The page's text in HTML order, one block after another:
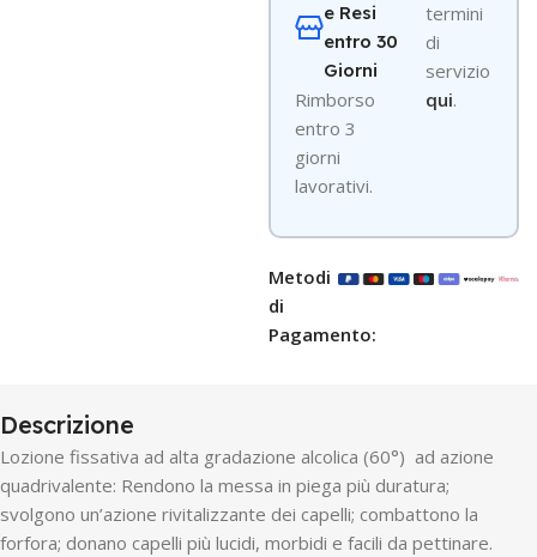
e Resi
entro 30
Giorni
Rimborso
entro 3
giorni
lavorativi.
termini
di
servizio
qui.
Metodi
di
Pagamento:
Descrizione
Lozione fissativa ad alta gradazione alcolica (60°) ad azione
quadrivalente: Rendono la messa in piega più duratura;
svolgono un’azione rivitalizzante dei capelli; combattono la
forfora; donano capelli più lucidi, morbidi e facili da pettinare.